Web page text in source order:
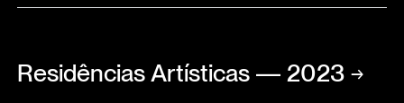
Residências Artísticas — 2023 →